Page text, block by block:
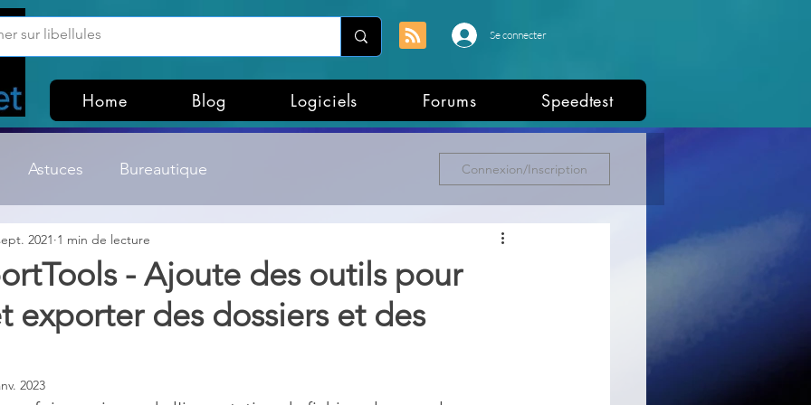
Se connecter
Home Blog Logiciels Forums Speedtest
Astuces Bureautique
Customisation Windows
de fichiers Gestion Système Graphisme
& Photoshop
Connexion/Inscription
- ‎Ajoute des outils pour
exporter des dossiers et des
2021 1 min de lecture
2023